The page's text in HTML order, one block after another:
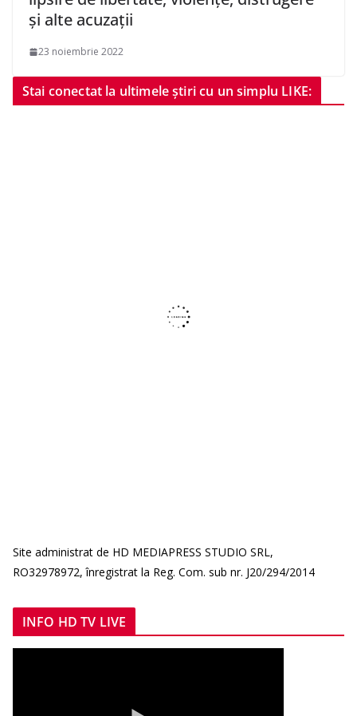
și alte acuzații
23 noiembrie 2022
Stai conectat la ultimele știri cu un simplu LIKE:
Site administrat de HD MEDIAPRESS STUDIO SRL,
RO32978972, înregistrat la Reg. Com. sub nr. J20/294/2014
INFO HD TV LIVE